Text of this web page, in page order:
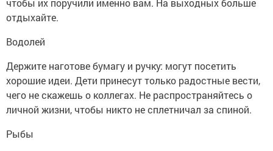
чтобы их поручили именно вам. На выходных больше
отдыхайте.
Водолей
Держите наготове бумагу и ручку: могут посетить
хорошие идеи. Дети принесут только радостные вести,
чего не скажешь о коллегах. Не распространяйтесь о
личной жизни, чтобы никто не сплетничал за спиной.
Рыбы